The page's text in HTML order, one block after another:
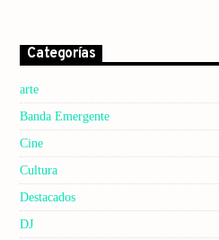
Categorías
arte
Banda Emergente
Cine
Cultura
Destacados
DJ